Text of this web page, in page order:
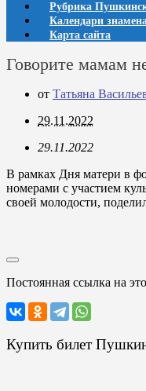
Рубрика
Календари
Карта сайта
Говорите мамам
от Татьяна
29.11.2022
29.11.2022
В рамках Дня матери в
номерами с участием
своей молодости,
Постоянная ссылка на
Купить билет